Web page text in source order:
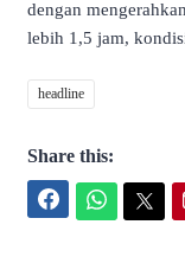
dengan
lebih 1,5 jam,
headline
Share this: